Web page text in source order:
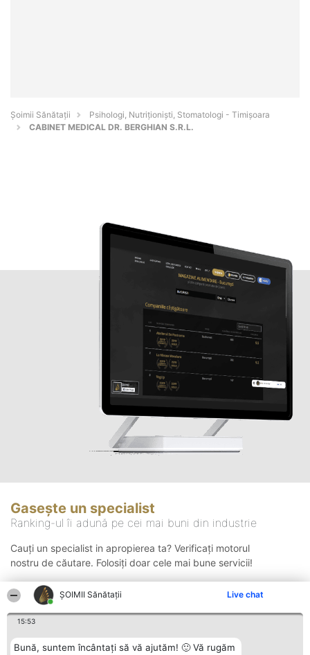
ŞOIMII Sănătații Live chat
15:53
Bună, suntem încântați să vă ajutăm! 🙂 Vă rugăm
Şoimii Sănătații
Psihologi, Nutriționiști, Stomatologi - Timişoara
CABINET MEDICAL DR. BERGHIAN S.R.L.
Gasește un specialist
Ranking-ul îi adună pe cei mai buni din industrie
Cauți un specialist in apropierea ta? Verificați motorul
nostru de căutare. Folosiți doar cele mai bune servicii!